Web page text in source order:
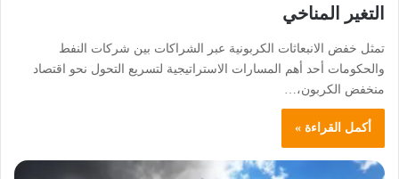
التغير المناخي
تمثل خفض الانبعاثات الكربونية عبر الشراكات بين شركات النفط
والحكومات أحد أهم المسارات الاستراتيجية لتسريع التحول نحو اقتصاد
منخفض الكربون،…
أكمل القراءة »